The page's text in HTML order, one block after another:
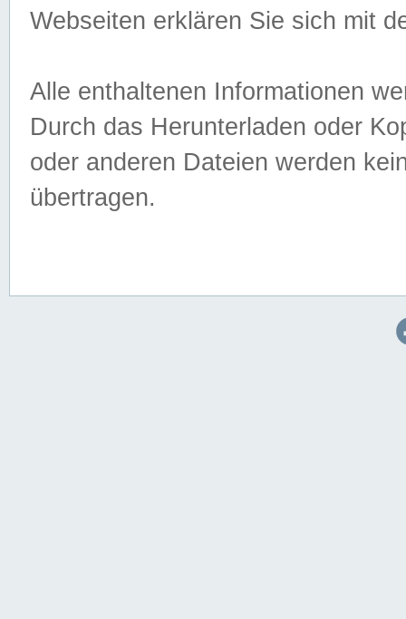
Webseiten erklären Sie sich mit
Alle enthaltenen Informationen
Durch das Herunterladen oder
oder anderen Dateien werden
übertragen.